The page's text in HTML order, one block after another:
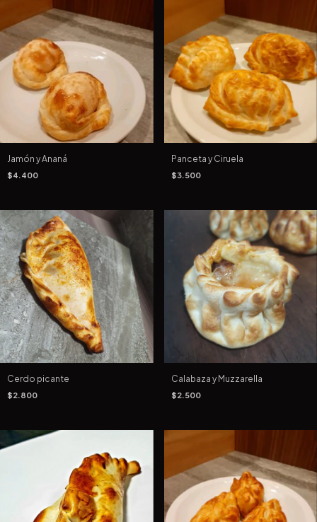
Jamón y Ananá
$4.400
Panceta y Ciruela
$3.500
Cerdo picante
$2.800
Calabaza y Muzzarella
$2.500